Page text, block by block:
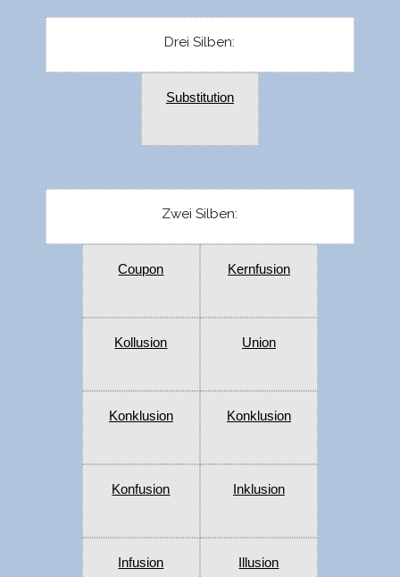
Drei Silben:
Substitution
Zwei Silben:
Coupon Kernfusion
Kollusion Union
Konklusion Konklusion
Konfusion Inklusion
Infusion Illusion